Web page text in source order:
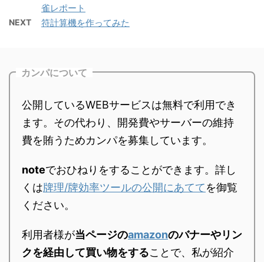
雀レポート
NEXT 符計算機を作ってみた
カンパについて
公開しているWEBサービスは無料で利用でき
ます。その代わり、開発費やサーバーの維持
費を賄うためカンパを募集しています。
noteでおひねりをすることができます。詳し
くは牌理/牌効率ツールの公開にあててを御覧
ください。
利用者様が当ページのamazonのバナーやリン
クを経由して買い物をすることで、私が紹介